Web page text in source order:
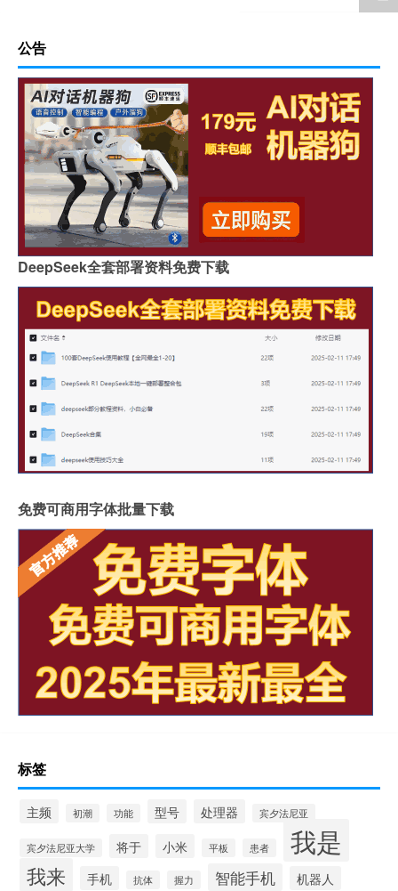
公告
DeepSeek全套部署资料免费下载
免费可商用字体批量下载
标签
主频 初潮 功能 型号 处理器 宾夕法尼亚
宾夕法尼亚大学 将于 小米 平板 患者 我是
我来 手机 抗体 握力 智能手机 机器人